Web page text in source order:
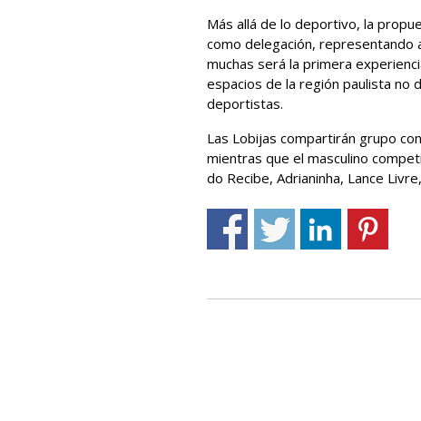
Más allá de lo deportivo, la
como delegación, representando
muchas será la primera
espacios de la región paulista no
deportistas.
Las Lobijas compartirán grupo
mientras que el masculino
do Recibe, Adrianinha, Lance